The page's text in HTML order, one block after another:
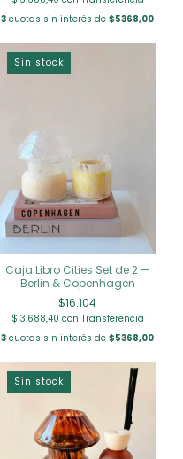
3 cuotas sin interés de $5368,00
Sin stock
Caja Libro Cities Set de 2 —
Berlin & Copenhagen
$16.104
$13.688,40 con Transferencia
3 cuotas sin interés de $5368,00
Sin stock